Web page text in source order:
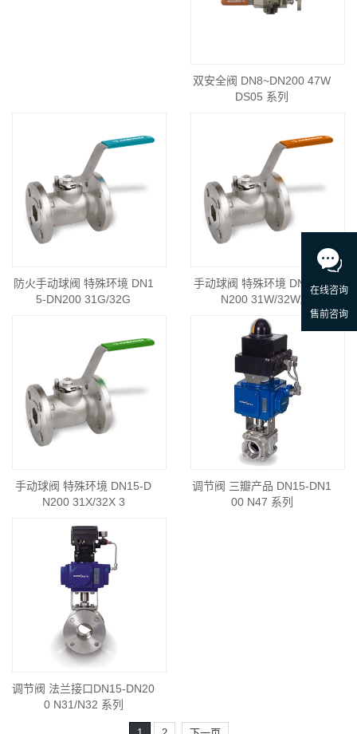
双安全阀 DN8~DN200 47W
DS05 系列
防火手动球阀 特殊环境 DN1
5-DN200 31G/32G
手动球阀 特殊环境 DN15-D
N200 31W/32W,
手动球阀 特殊环境 DN15-D
N200 31X/32X 3
调节阀 三瓣产品 DN15-DN1
00 N47 系列
调节阀 法兰接口DN15-DN20
0 N31/N32 系列